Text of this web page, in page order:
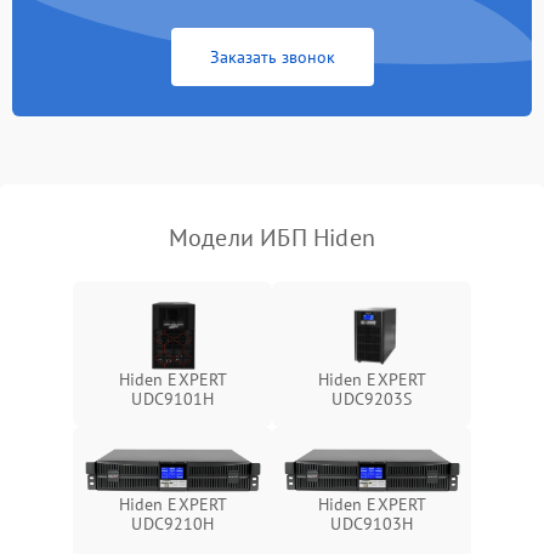
Неисправность системы
1000 ₽
индикаторов
Неисправность системы
Подробнее →
переключения
Неисправность системы
Подробнее →
Заказать звонок
Модели ИБП Hiden
Hiden EXPERT
UDC9101H
Hiden EXPERT
UDC9203S
Hiden EXPERT
UDC9210H
Hiden EXPERT
UDC9103H